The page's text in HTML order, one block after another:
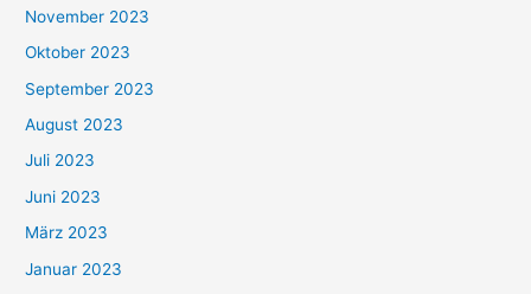
November 2023
Oktober 2023
September 2023
August 2023
Juli 2023
Juni 2023
März 2023
Januar 2023